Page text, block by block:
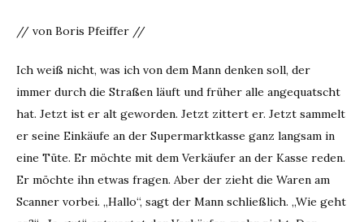
// von Boris Pfeiffer //
Ich weiß nicht, was ich von dem Mann denken soll, der
immer durch die Straßen läuft und früher alle angequatscht
hat. Jetzt ist er alt geworden. Jetzt zittert er. Jetzt sammelt
er seine Einkäufe an der Supermarktkasse ganz langsam in
eine Tüte. Er möchte mit dem Verkäufer an der Kasse reden.
Er möchte ihn etwas fragen. Aber der zieht die Waren am
Scanner vorbei. „Hallo“, sagt der Mann schließlich. „Wie geht